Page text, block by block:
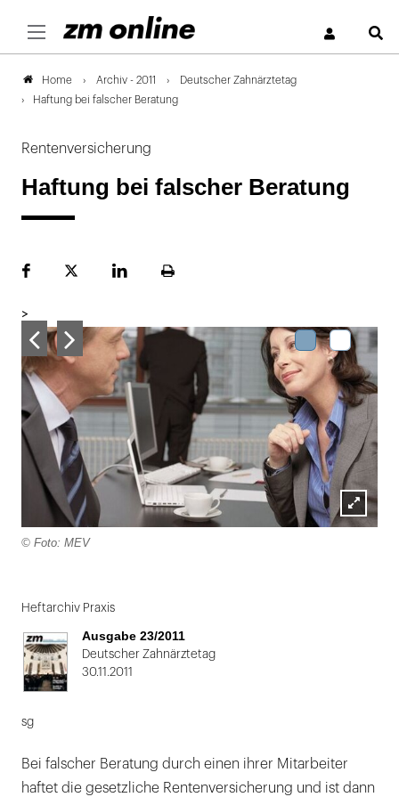
Home Archiv - 2011
Deutscher Zahnärztetag
Haftung bei falscher Beratung
Rentenversicherung
Haftung bei falscher Beratung
FacebookPlattformLinekdInSeite
>
Lightbox
© Foto: MEV
1
von
2
Heftarchiv Praxis
Ausgabe 23/2011
Deutscher Zahnärztetag
30.11.2011
sg
Bei falscher Beratung durch einen ihrer Mitarbeiter
haftet die gesetzliche Rentenversicherung und ist dann